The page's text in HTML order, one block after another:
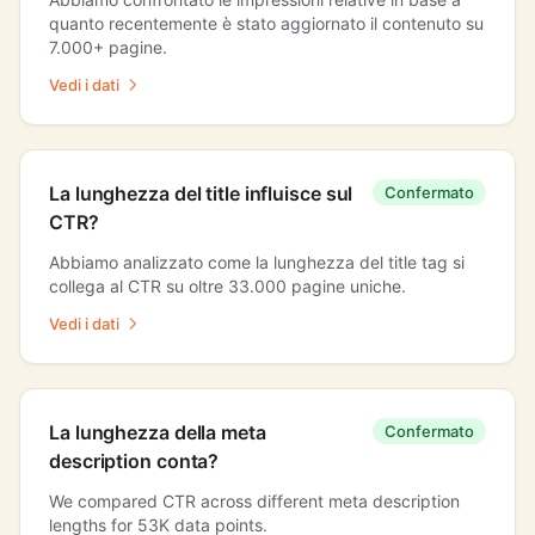
quanto recentemente è stato aggiornato il contenuto su
7.000+ pagine.
Vedi i dati
La lunghezza del title influisce sul
CTR?
Confermato
Abbiamo analizzato come la lunghezza del title tag si
collega al CTR su oltre 33.000 pagine uniche.
Vedi i dati
La lunghezza della meta
description conta?
Confermato
We compared CTR across different meta description
lengths for 53K data points.